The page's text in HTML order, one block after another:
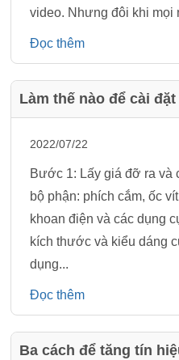
video. Nhưng đôi khi mọi
Đọc thêm
Làm thế nào để cài
2022/07/22
Bước 1: Lấy giá đỡ ra và
bộ phận: phích cắm, ốc
khoan điện và các dụng
kích thước và kiểu dáng
dụng...
Đọc thêm
Ba cách để tăng tín